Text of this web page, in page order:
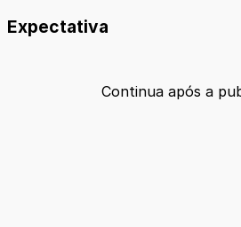
Expectativa
Continua após a